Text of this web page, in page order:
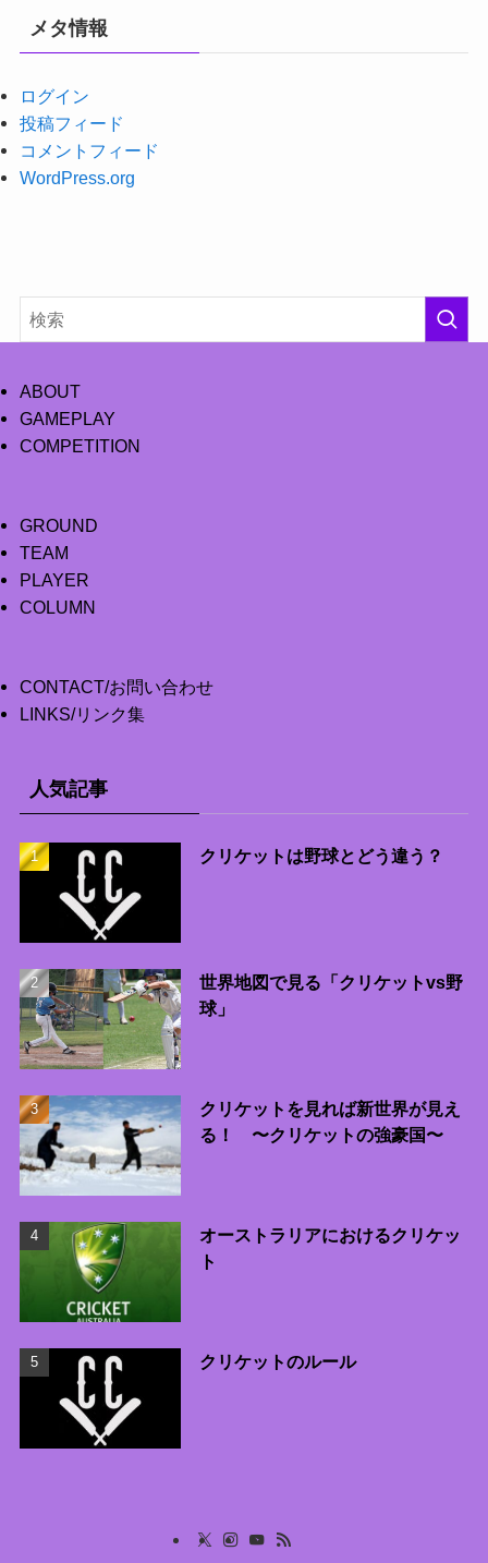
メタ情報
ログイン
投稿フィード
コメントフィード
WordPress.org
ABOUT
GAMEPLAY
COMPETITION
GROUND
TEAM
PLAYER
COLUMN
CONTACT/お問い合わせ
LINKS/リンク集
人気記事
クリケットは野球とどう違う？
世界地図で見る「クリケットvs野
球」
クリケットを見れば新世界が見え
る！ 〜クリケットの強豪国〜
オーストラリアにおけるクリケッ
ト
クリケットのルール